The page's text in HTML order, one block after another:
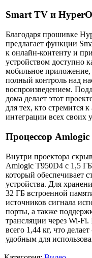
Smart TV и
Благодаря прошивке
предлагает функции
к онлайн-контенту и
устройством доступно
мобильное приложение,
полный контроль над
воспроизведением.
дома делает этот
для тех, кто стремится
интеграции всех своих
Процессор
Внутри проектора
Amlogic T950D4 с 1,5
который обеспечивает
устройства. Для
32 ГБ встроенной
источников сигнала
порты, а также
трансляции через Wi-Fi.
всего 1,44 кг, что
удобным для